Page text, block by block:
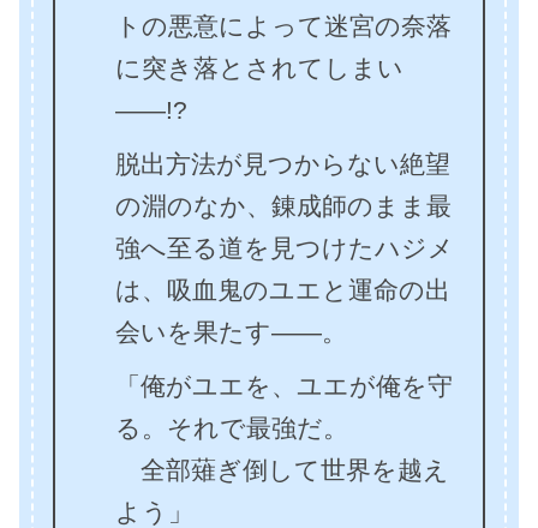
トの悪意によって迷宮の奈落
に突き落とされてしまい
――!?
脱出方法が見つからない絶望
の淵のなか、錬成師のまま最
強へ至る道を見つけたハジメ
は、吸血鬼のユエと運命の出
会いを果たす――。
「俺がユエを、ユエが俺を守
る。それで最強だ。
全部薙ぎ倒して世界を越え
よう」